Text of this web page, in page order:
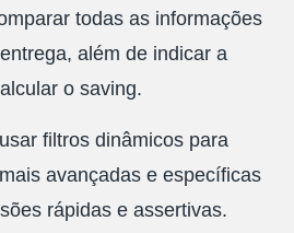
todas as informações
além de indicar a
o saving.
filtros dinâmicos para
avançadas e específicas
rápidas e assertivas.